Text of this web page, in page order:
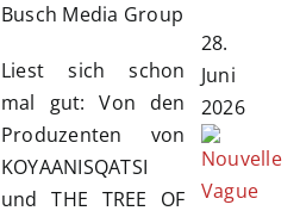
Busch Media Group
Liest sich schon
mal gut: Von den
Produzenten von
KOYAANISQATSI
und THE TREE OF
28.
Juni
2026